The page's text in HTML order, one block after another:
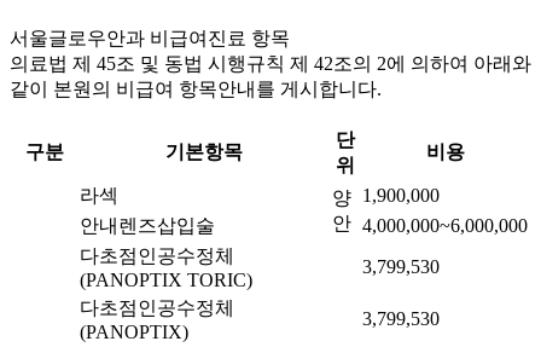
서울글로우안과 비급여진료 항목
의료법 제 45조 및 동법 시행규칙 제 42조의 2에 의하여 아래와
같이 본원의 비급여 항목안내를 게시합니다.
구분 기본항목
단
위
비용
라섹
양
안
1,900,000
안내렌즈삽입술
4,000,000~6,000,000
다초점인공수정체
(PANOPTIX TORIC)
3,799,530
다초점인공수정체
(PANOPTIX)
3,799,530